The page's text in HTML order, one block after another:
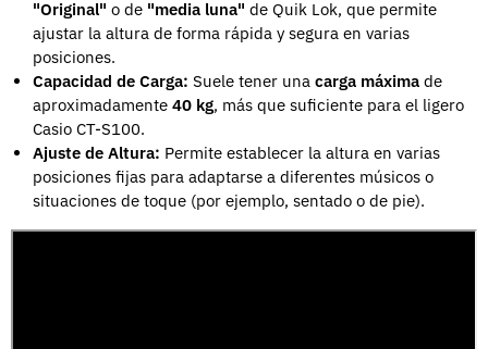
"Original" o de "media luna" de Quik Lok, que permite
ajustar la altura de forma rápida y segura en varias
posiciones.
Capacidad de Carga: Suele tener una carga máxima de
aproximadamente 40 kg, más que suficiente para el ligero
Casio CT-S100.
Ajuste de Altura: Permite establecer la altura en varias
posiciones fijas para adaptarse a diferentes músicos o
situaciones de toque (por ejemplo, sentado o de pie).